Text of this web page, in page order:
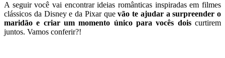
A seguir você vai encontrar ideias românticas inspiradas em filmes
clássicos da Disney e da Pixar quevão te ajudar a surpreender o
maridão e criar um momento único para vocês doiscurtirem
juntos. Vamos conferir?!